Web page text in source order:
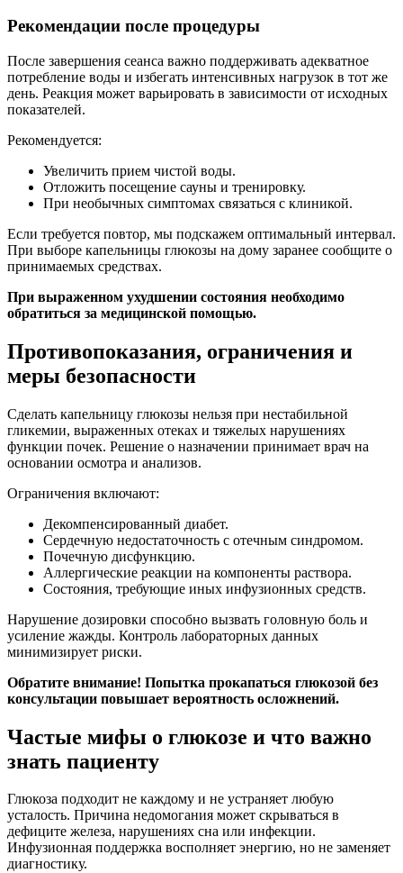
Рекомендации после процедуры
После завершения сеанса важно поддерживать адекватное
потребление воды и избегать интенсивных нагрузок в тот же
день. Реакция может варьировать в зависимости от исходных
показателей.
Рекомендуется:
Увеличить прием чистой воды.
Отложить посещение сауны и тренировку.
При необычных симптомах связаться с клиникой.
Если требуется повтор, мы подскажем оптимальный интервал.
При выборе капельницы глюкозы на дому заранее сообщите о
принимаемых средствах.
При выраженном ухудшении состояния необходимо
обратиться за медицинской помощью.
Противопоказания, ограничения и
меры безопасности
Сделать капельницу глюкозы нельзя при нестабильной
гликемии, выраженных отеках и тяжелых нарушениях
функции почек. Решение о назначении принимает врач на
основании осмотра и анализов.
Ограничения включают:
Декомпенсированный диабет.
Сердечную недостаточность с отечным синдромом.
Почечную дисфункцию.
Аллергические реакции на компоненты раствора.
Состояния, требующие иных инфузионных средств.
Нарушение дозировки способно вызвать головную боль и
усиление жажды. Контроль лабораторных данных
минимизирует риски.
Обратите внимание! Попытка прокапаться глюкозой без
консультации повышает вероятность осложнений.
Частые мифы о глюкозе и что важно
знать пациенту
Глюкоза подходит не каждому и не устраняет любую
усталость. Причина недомогания может скрываться в
дефиците железа, нарушениях сна или инфекции.
Инфузионная поддержка восполняет энергию, но не заменяет
диагностику.